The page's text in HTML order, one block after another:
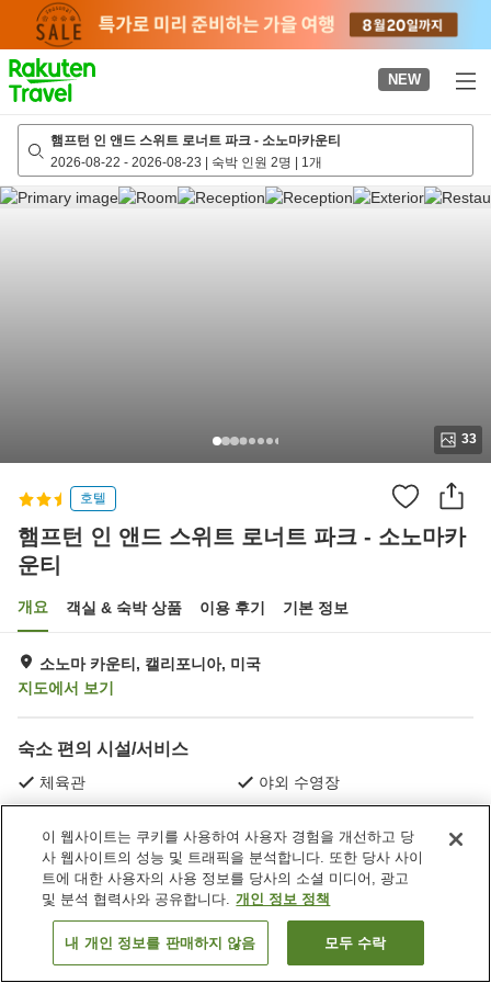
page
NEW
햄프턴 인 앤드 스위트 로너트 파크 - 소노마카운티
2026-08-22 - 2026-08-23 | 숙박 인원 2명 | 1개
33
호텔
햄프턴 인 앤드 스위트 로너트 파크 - 소노마카
운티
개요 객실 & 숙박 상품 이용 후기 기본 정보
소노마 카운티, 캘리포니아, 미국
지도에서 보기
숙소 편의 시설/서비스
체육관 야외 수영장
미국 캘리포니아
소노마 카운티
햄프턴 인 앤드 스위트 로너트 파크 - 소노마카운티
객실 보기
이 웹사이트는 쿠키를 사용하여 사용자 경험을 개선하고 당
사 웹사이트의 성능 및 트래픽을 분석합니다. 또한 당사 사이
트에 대한 사용자의 사용 정보를 당사의 소셜 미디어, 광고
및 분석 협력사와 공유합니다. 개인 정보 정책
내 개인 정보를 판매하지 않음 모두 수락